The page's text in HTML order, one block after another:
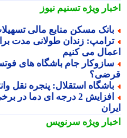
ویژهتسنیم نیوز
مسکن منابع مالی تسهیلات
زندان طولانی مدت برای
می کنیم
جام باشگاه های فوتسال
استقلال: پنجره نقل
افزایش 2 درجه ای دما در
ویژهسرنویس